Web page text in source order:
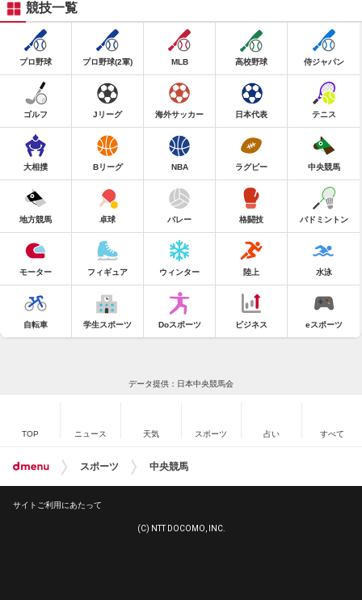
競技一覧
プロ野球 プロ野球(2軍) MLB 高校野球 侍ジャパン
ゴルフ Jリーグ 海外サッカー 日本代表 テニス
大相撲 Bリーグ NBA ラグビー 中央競馬
地方競馬 卓球 バレー 格闘技 バドミントン
モーター フィギュア ウィンター 陸上 水泳
自転車 学生スポーツ Doスポーツ ビジネス eスポーツ
データ提供：日本中央競馬会
TOP ニュース 天気 スポーツ 占い すべて
スポーツ 中央競馬
サイトご利用にあたって
(C) NTT DOCOMO, INC.